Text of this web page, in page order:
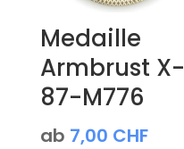
Medaille
Armbrust X-
87-M776
ab 7,00 CHF